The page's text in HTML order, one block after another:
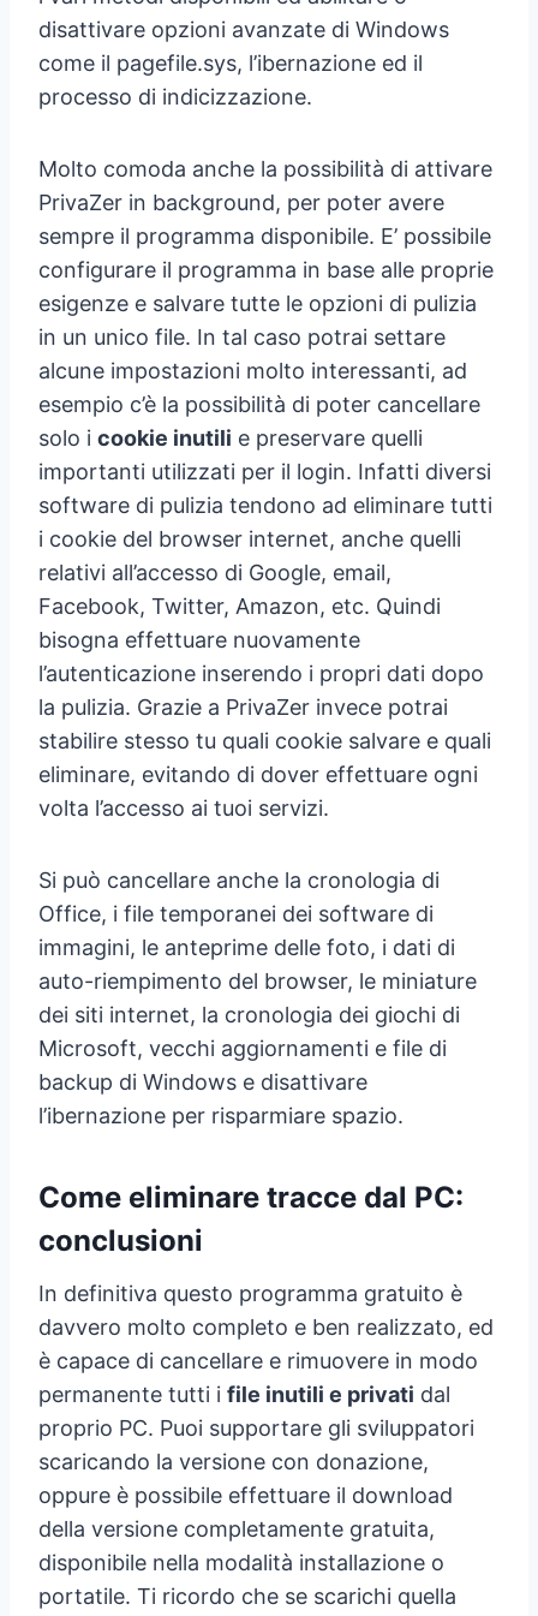
disattivare opzioni avanzate di Windows
come il pagefile.sys, l’ibernazione ed il
processo di indicizzazione.
Molto comoda anche la possibilità di attivare
PrivaZer in background, per poter avere
sempre il programma disponibile. E’ possibile
configurare il programma in base alle proprie
esigenze e salvare tutte le opzioni di pulizia
in un unico file. In tal caso potrai settare
alcune impostazioni molto interessanti, ad
esempio c’è la possibilità di poter cancellare
solo i cookie inutili e preservare quelli
importanti utilizzati per il login. Infatti diversi
software di pulizia tendono ad eliminare tutti
i cookie del browser internet, anche quelli
relativi all’accesso di Google, email,
Facebook, Twitter, Amazon, etc. Quindi
bisogna effettuare nuovamente
l’autenticazione inserendo i propri dati dopo
la pulizia. Grazie a PrivaZer invece potrai
stabilire stesso tu quali cookie salvare e quali
eliminare, evitando di dover effettuare ogni
volta l’accesso ai tuoi servizi.
Si può cancellare anche la cronologia di
Office, i file temporanei dei software di
immagini, le anteprime delle foto, i dati di
auto-riempimento del browser, le miniature
dei siti internet, la cronologia dei giochi di
Microsoft, vecchi aggiornamenti e file di
backup di Windows e disattivare
l’ibernazione per risparmiare spazio.
Come eliminare tracce dal PC:
conclusioni
In definitiva questo programma gratuito è
davvero molto completo e ben realizzato, ed
è capace di cancellare e rimuovere in modo
permanente tutti i file inutili e privati dal
proprio PC. Puoi supportare gli sviluppatori
scaricando la versione con donazione,
oppure è possibile effettuare il download
della versione completamente gratuita,
disponibile nella modalità installazione o
portatile. Ti ricordo che se scarichi quella